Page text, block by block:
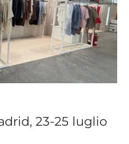
23-25 luglio